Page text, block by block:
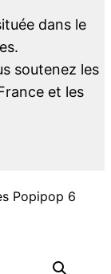
dans le
soutenez les
et les
Popipop 6